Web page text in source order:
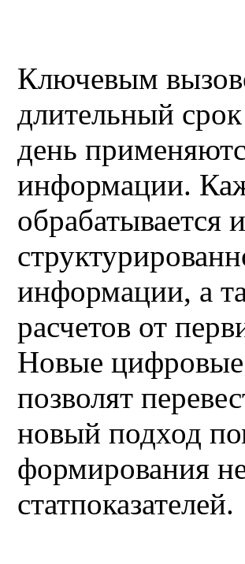
Ключевым
длительный срок
день
информации.
обрабатывается
информации, а
расчетов от
Новые
позволят
новый подход
формирования
статпоказателей.